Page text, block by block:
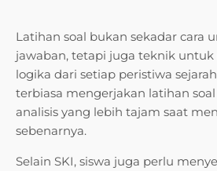
Latihan soal bukan sekadar cara
jawaban, tetapi juga teknik
logika dari setiap peristiwa
terbiasa mengerjakan latihan
analisis yang lebih tajam saat
sebenarnya.
Selain SKI, siswa juga perlu